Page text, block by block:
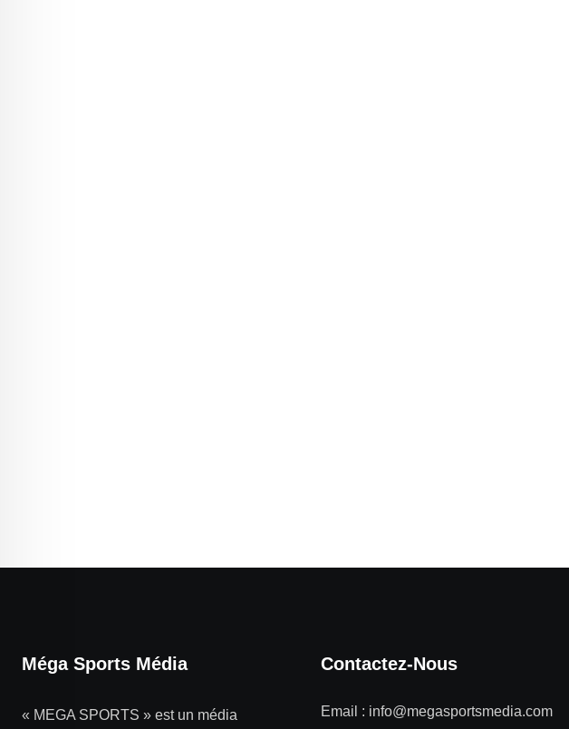
Méga Sports Média
« MEGA SPORTS » est un média
Contactez-Nous
Email : info@megasportsmedia.com